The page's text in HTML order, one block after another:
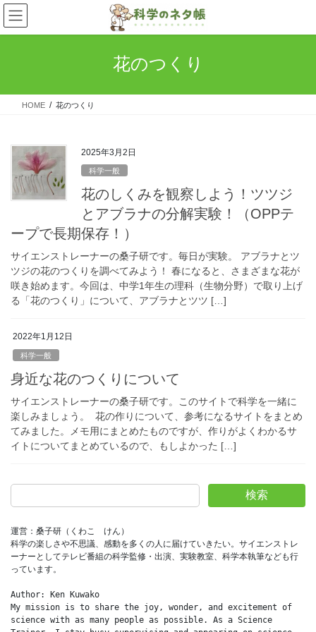
コ
ン
テ
ス
ナ
ビ
ゲ
ン
花のつくり
HOME 花のつくり
2025年3月2日
科学一般
花のしくみを観察しよう！ツツジ
とアブラナの分解実験！（OPPテ
ープで長期保存！）
サイエンストレーナーの桑子研です。毎日が実験。 アブラナとツ
ツジの花のつくりを調べてみよう！ 春になると、さまざまな花が
咲き始めます。今回は、中学1年生の理科（生物分野）で取り上げ
る「花のつくり」について、アブラナとツツ […]
2022年1月12日
科学一般
身近な花のつくりについて
サイエンストレーナーの桑子研です。このサイトで科学を一緒に
楽しみましょう。 花の作りについて、参考になるサイトをまとめ
てみました。メモ用にまとめたものですが、作りがよくわかるサ
イトについてまとめているので、もしよかった […]
検索
運営：桑子研（くわこ　けん）
科学の楽しさや不思議、感動を多くの人に届けていきたい。サイエンストレ
ーナーとしてテレビ番組の科学監修・出演、実験教室、科学本執筆なども行
っています。
Author: Ken Kuwako
My mission is to share the joy, wonder, and excitement of
science with as many people as possible. As a Science